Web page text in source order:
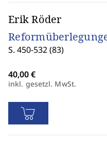
Erik Röder
S. 450-532 (83)
inkl. gesetzl. MwSt.